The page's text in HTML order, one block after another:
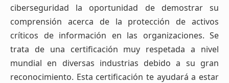
ciberseguridad la oportunidad de demostrar su
comprensión acerca de la protección de activos
críticos de información en las organizaciones. Se
trata de una certificación muy respetada a nivel
mundial en diversas industrias debido a su gran
reconocimiento. Esta certificación te ayudará a estar